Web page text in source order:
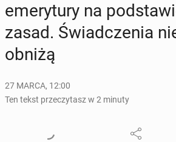
eme­ry­tu­ry na
zasad. Świad­cze­nia
obniżą
27 MARCA, 12:00
Ten tekst przeczytasz w 2 minuty